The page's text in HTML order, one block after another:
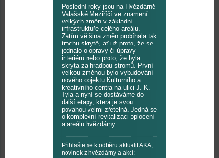
Poslední roky jsou na Hvězdárně
Valašské Meziříčí ve znamení
velkých změn v základní
infrastruktuře celého areálu.
Zatím většina změn probíhala tak
trochu skrytě, ať už proto, že se
jednalo o opravy či úpravy
interiérů nebo proto, že byla
skryta za hradbou stromů. První
velkou změnou bylo vybudování
nového objektu Kulturního a
kreativního centra na ulici J. K.
Tyla a nyní se dostáváme do
další etapy, která je svou
povahou velmi zřetelná. Jedná se
o komplexní revitalizaci oplocení
a areálu hvězdárny.
Přihlašte se k odběru aktualit AKA,
novinek z hvězdárny a akcí: